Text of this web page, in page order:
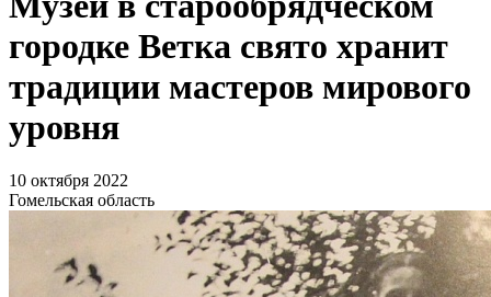
городке Ветка свято хранит
традиции мастеров мирового
уровня
10 октября 2022
Гомельская область